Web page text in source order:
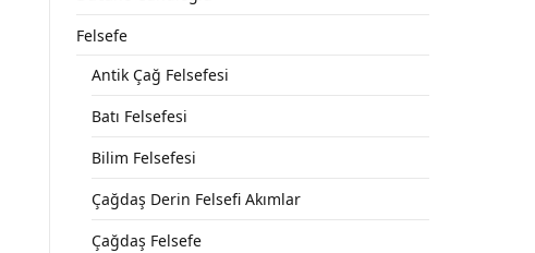
Felsefe
Antik Çağ Felsefesi
Batı Felsefesi
Bilim Felsefesi
Çağdaş Derin Felsefi Akımlar
Çağdaş Felsefe